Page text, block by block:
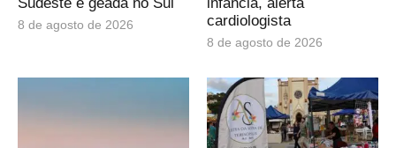
8 de agosto de 2026
cardiologista
8 de agosto de 2026